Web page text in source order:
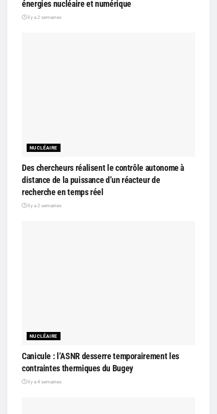
énergies nucléaire et numérique
il y a 2 semaines
NUCLÉAIRE
Des chercheurs réalisent le contrôle autonome à
distance de la puissance d’un réacteur de
recherche en temps réel
il y a 2 semaines
NUCLÉAIRE
Canicule : l’ASNR desserre temporairement les
contraintes thermiques du Bugey
il y a 4 semaines